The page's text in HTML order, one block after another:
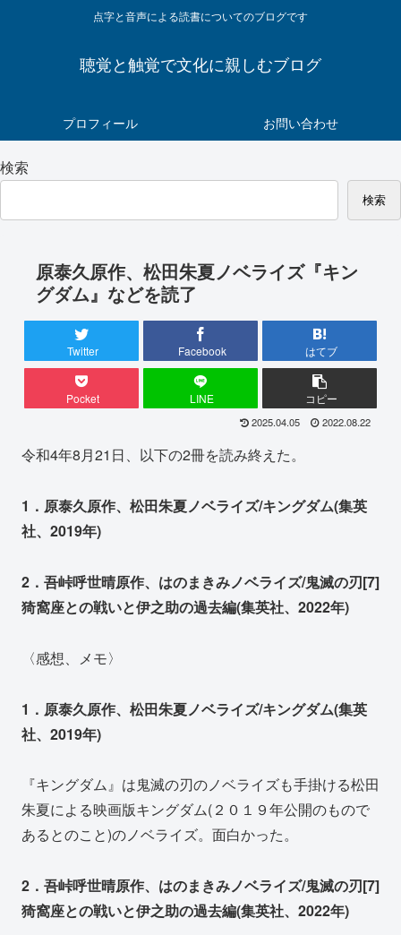
点字と音声による読書についてのブログです
聴覚と触覚で文化に親しむブログ
プロフィール お問い合わせ
検索
検索
原泰久原作、松田朱夏ノベライズ『キン
グダム』などを読了
Twitter Facebook はてブ
Pocket LINE コピー
2025.04.05 2022.08.22
令和4年8月21日、以下の2冊を読み終えた。
1．原泰久原作、松田朱夏ノベライズ/キングダム(集英
社、2019年)
2．吾峠呼世晴原作、はのまきみノベライズ/鬼滅の刃[7]
猗窩座との戦いと伊之助の過去編(集英社、2022年)
〈感想、メモ〉
1．原泰久原作、松田朱夏ノベライズ/キングダム(集英
社、2019年)
『キングダム』は鬼滅の刃のノベライズも手掛ける松田
朱夏による映画版キングダム(２０１９年公開のもので
あるとのこと)のノベライズ。面白かった。
2．吾峠呼世晴原作、はのまきみノベライズ/鬼滅の刃[7]
猗窩座との戦いと伊之助の過去編(集英社、2022年)